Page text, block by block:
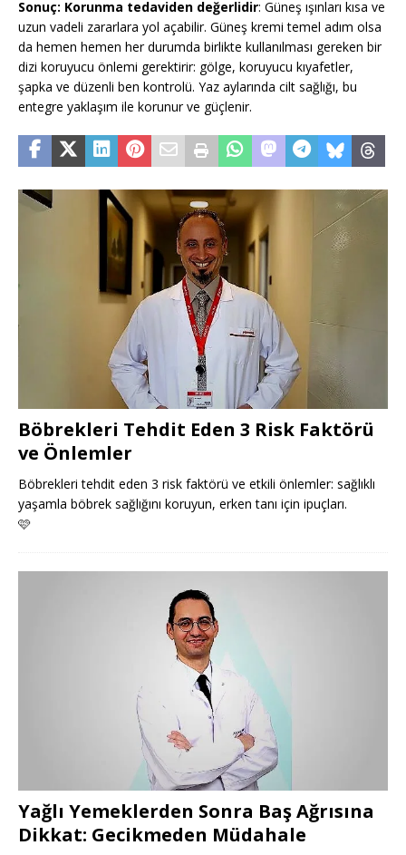
Sonuç: Korunma tedaviden değerlidir: Güneş ışınları kısa ve
uzun vadeli zararlara yol açabilir. Güneş kremi temel adım olsa
da hemen hemen her durumda birlikte kullanılması gereken bir
dizi koruyucu önlemi gerektirir: gölge, koruyucu kıyafetler,
şapka ve düzenli ben kontrolü. Yaz aylarında cilt sağlığı, bu
entegre yaklaşım ile korunur ve güçlenir.
Böbrekleri Tehdit Eden 3 Risk Faktörü
ve Önlemler
Böbrekleri tehdit eden 3 risk faktörü ve etkili önlemler: sağlıklı
yaşamla böbrek sağlığını koruyun, erken tanı için ipuçları.
🩷
Yağlı Yemeklerden Sonra Baş Ağrısına
Dikkat: Gecikmeden Müdahale